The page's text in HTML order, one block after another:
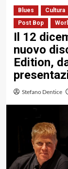
Blues Cultura
Post Bop
Il 12
nuovo
Edition,
Stefano Dentice